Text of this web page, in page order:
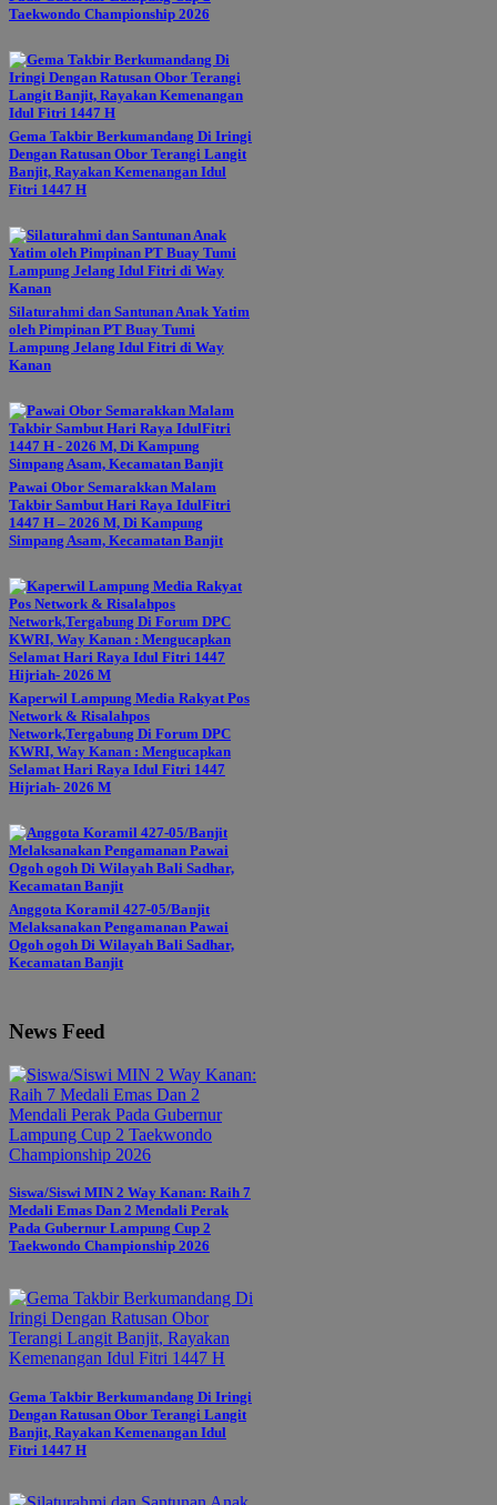
Taekwondo Championship 2026
Gema Takbir Berkumandang Di Iringi
Dengan Ratusan Obor Terangi Langit
Banjit, Rayakan Kemenangan Idul
Fitri 1447 H
Silaturahmi dan Santunan Anak Yatim
oleh Pimpinan PT Buay Tumi
Lampung Jelang Idul Fitri di Way
Kanan
Pawai Obor Semarakkan Malam
Takbir Sambut Hari Raya IdulFitri
1447 H – 2026 M, Di Kampung
Simpang Asam, Kecamatan Banjit
Kaperwil Lampung Media Rakyat Pos
Network & Risalahpos
Network,Tergabung Di Forum DPC
KWRI, Way Kanan : Mengucapkan
Selamat Hari Raya Idul Fitri 1447
Hijriah- 2026 M
Anggota Koramil 427-05/Banjit
Melaksanakan Pengamanan Pawai
Ogoh ogoh Di Wilayah Bali Sadhar,
Kecamatan Banjit
News Feed
Siswa/Siswi MIN 2 Way Kanan: Raih 7
Medali Emas Dan 2 Mendali Perak
Pada Gubernur Lampung Cup 2
Taekwondo Championship 2026
Gema Takbir Berkumandang Di Iringi
Dengan Ratusan Obor Terangi Langit
Banjit, Rayakan Kemenangan Idul
Fitri 1447 H